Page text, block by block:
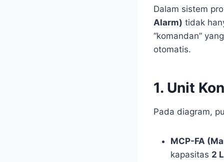
Dalam sistem
Alarm) tidak
“komandan”
otomatis.
1. Unit
Pada diagram,
MCP-FA
kapasitas 2